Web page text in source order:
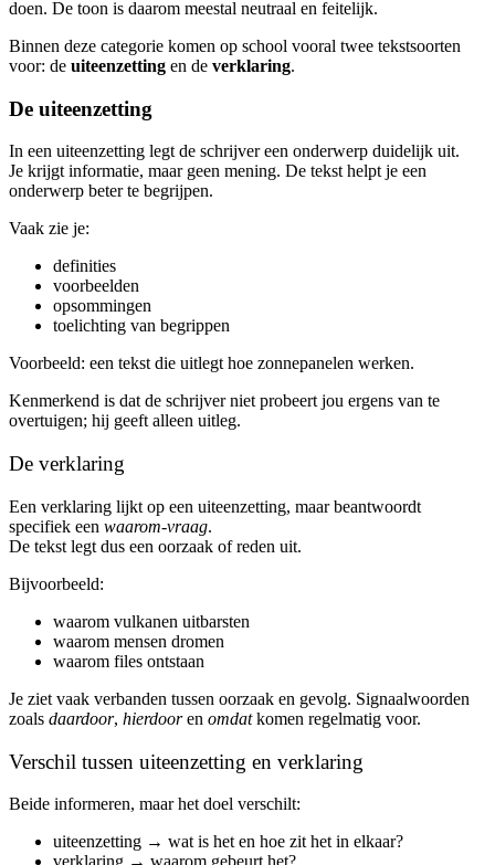
doen. De toon is daarom meestal neutraal en feitelijk.
Binnen deze categorie komen op school vooral twee tekstsoorten
voor: de uiteenzetting en de verklaring.
De uiteenzetting
In een uiteenzetting legt de schrijver een onderwerp duidelijk uit.
Je krijgt informatie, maar geen mening. De tekst helpt je een
onderwerp beter te begrijpen.
Vaak zie je:
definities
voorbeelden
opsommingen
toelichting van begrippen
Voorbeeld: een tekst die uitlegt hoe zonnepanelen werken.
Kenmerkend is dat de schrijver niet probeert jou ergens van te
overtuigen; hij geeft alleen uitleg.
De verklaring
Een verklaring lijkt op een uiteenzetting, maar beantwoordt
specifiek een waarom-vraag.
De tekst legt dus een oorzaak of reden uit.
Bijvoorbeeld:
waarom vulkanen uitbarsten
waarom mensen dromen
waarom files ontstaan
Je ziet vaak verbanden tussen oorzaak en gevolg. Signaalwoorden
zoals daardoor, hierdooren omdatkomen regelmatig voor.
Verschil tussen uiteenzetting en verklaring
Beide informeren, maar het doel verschilt:
uiteenzetting → wat is het en hoe zit het in elkaar?